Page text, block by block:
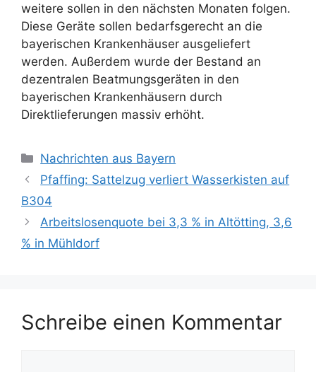
weitere sollen in den nächsten Monaten folgen.
Diese Geräte sollen bedarfsgerecht an die
bayerischen Krankenhäuser ausgeliefert
werden. Außerdem wurde der Bestand an
dezentralen Beatmungsgeräten in den
bayerischen Krankenhäusern durch
Direktlieferungen massiv erhöht.
Kategorien
Nachrichten aus Bayern
Pfaffing: Sattelzug verliert Wasserkisten auf
B304
Arbeitslosenquote bei 3,3 % in Altötting, 3,6
% in Mühldorf
Schreibe einen Kommentar